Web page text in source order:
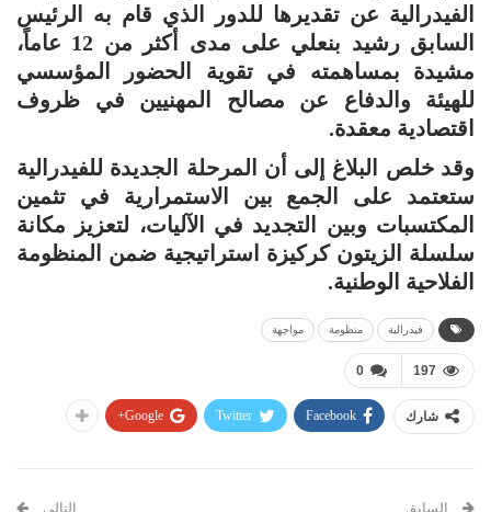
الفيدرالية عن تقديرها للدور الذي قام به الرئيس
السابق رشيد بنعلي على مدى أكثر من 12 عاماً،
مشيدة بمساهمته في تقوية الحضور المؤسسي
للهيئة والدفاع عن مصالح المهنيين في ظروف
اقتصادية معقدة.
وقد خلص البلاغ إلى أن المرحلة الجديدة للفيدرالية
ستعتمد على الجمع بين الاستمرارية في تثمين
المكتسبات وبين التجديد في الآليات، لتعزيز مكانة
سلسلة الزيتون كركيزة استراتيجية ضمن المنظومة
الفلاحية الوطنية.
فيدرالية منظومة مواجهة
0 197
شارك Facebook
Twitter
Google+
السابق التالي